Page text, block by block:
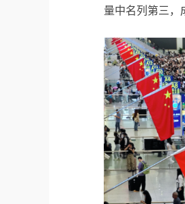
量中名列第三